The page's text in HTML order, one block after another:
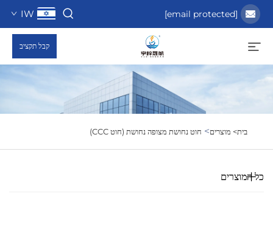
[email protected]
IW
קבל תקציב
בית> מוצרים> חוט נחושת מצופה נחושת (חוט CCC)
כל המוצרים